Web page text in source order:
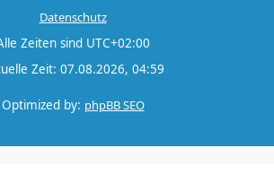
Datenschutz
Zeiten sind UTC+02:00
Zeit: 07.08.2026, 04:59
Optimized by: phpBB SEO